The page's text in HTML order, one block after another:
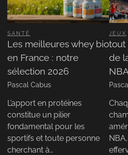
SANTÉ
Les meilleures whey bio
en France : notre
sélection 2026
Pascal Cabus
L’apport en protéines
constitue un pilier
fondamental pour les
sportifs et toute personne
cherchant à…
JEUX
tout
de
NBA